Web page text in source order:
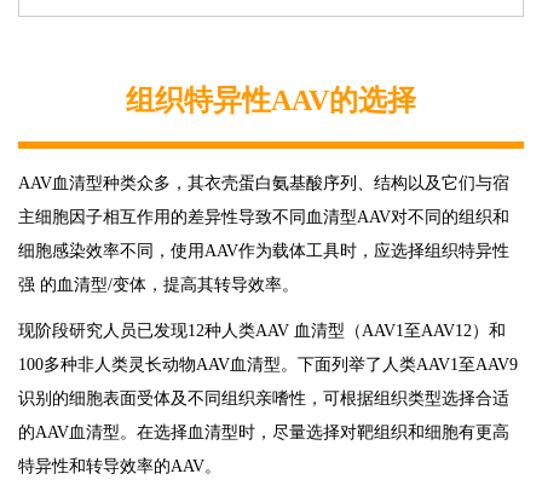
组织特异性AAV的选择
AAV血清型种类众多，其衣壳蛋白氨基酸序列、结构以及它们与宿
主细胞因子相互作用的差异性导致不同血清型AAV对不同的组织和
细胞感染效率不同，使用AAV作为载体工具时，应选择组织特异性
强 的血清型/变体，提高其转导效率。
现阶段研究人员已发现12种人类AAV 血清型（AAV1至AAV12）和
100多种非人类灵长动物AAV血清型。下面列举了人类AAV1至AAV9
识别的细胞表面受体及不同组织亲嗜性，可根据组织类型选择合适
的AAV血清型。在选择血清型时，尽量选择对靶组织和细胞有更高
特异性和转导效率的AAV。